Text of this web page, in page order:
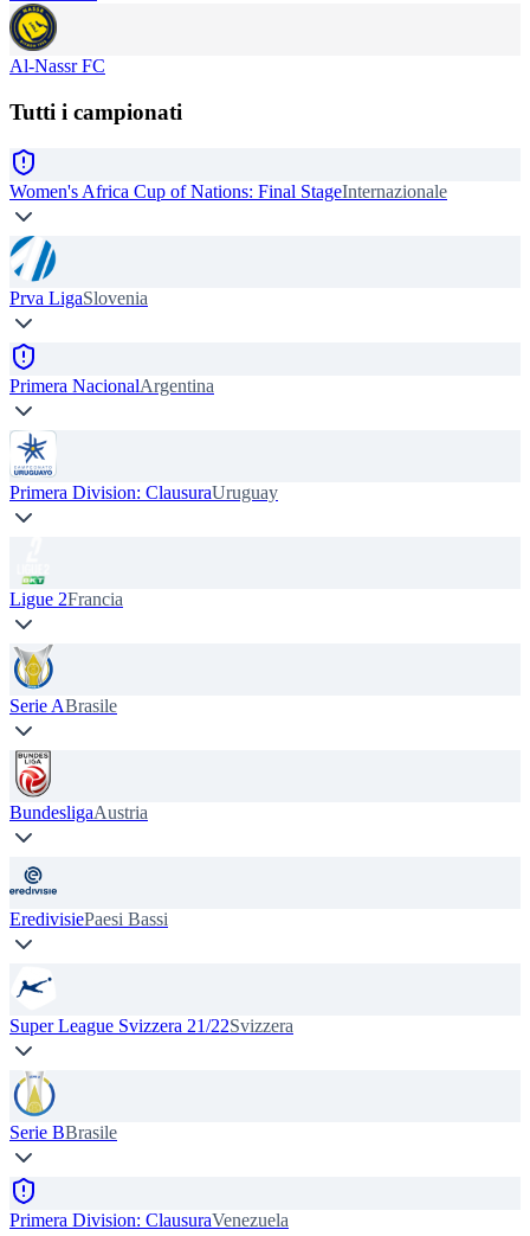
Al-Nassr FC
Tutti i campionati
Women's Africa Cup of Nations: Final StageInternazionale
Prva LigaSlovenia
Primera NacionalArgentina
Primera Division: ClausuraUruguay
Ligue 2Francia
Serie ABrasile
BundesligaAustria
EredivisiePaesi Bassi
Super League Svizzera 21/22Svizzera
Serie BBrasile
Primera Division: ClausuraVenezuela